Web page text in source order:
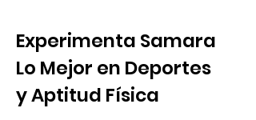
Experimenta Samara
Lo Mejor en Deportes
y Aptitud Física